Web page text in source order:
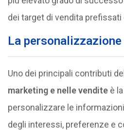
dei target di vendita prefissati
La
Uno dei principali contributi
marketing e nelle venditeè
personalizzare le informazioni
degli interessi, preferenze e